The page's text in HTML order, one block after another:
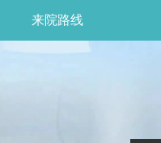
来院路线